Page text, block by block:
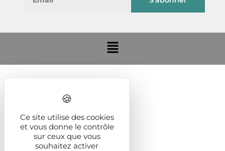
Ce site utilise des cookies
et vous donne le contrôle
sur ceux que vous
souhaitez activer